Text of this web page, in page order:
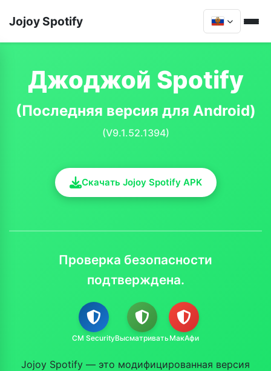
Jojoy Spotify
Джоджой Spotify
(Последняя версия для Android)
(V9.1.52.1394)
Скачать Jojoy Spotify APK
Проверка безопасности
подтверждена.
CM SecurityВысматриватьМакАфи
Jojoy Spotify — это модифицированная версия